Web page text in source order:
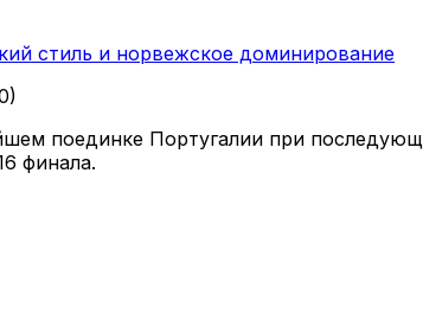
стиль и норвежское доминирование
поединке Португалии при
финала.